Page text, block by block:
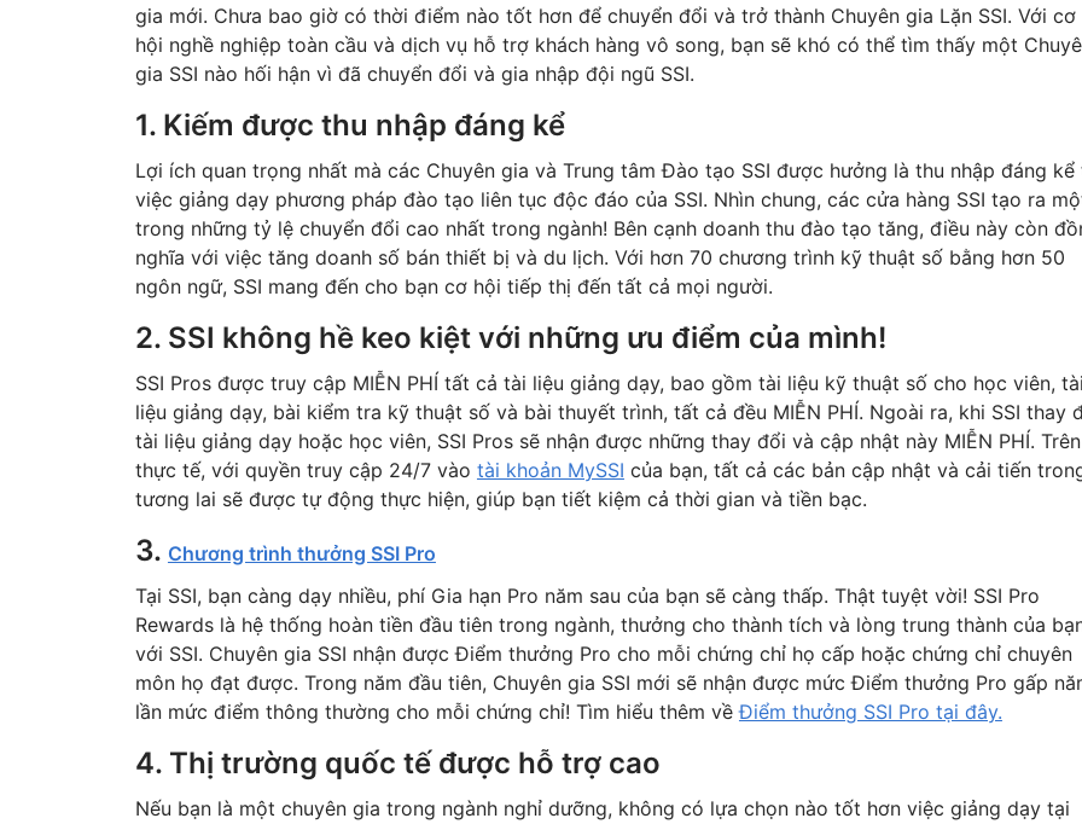
gia mới. Chưa bao giờ có thời điểm nào tốt hơn để chuyển đổi và trở thành Chuyên gia Lặn SSI. Với cơ
hội nghề nghiệp toàn cầu và dịch vụ hỗ trợ khách hàng vô song, bạn sẽ khó có thể tìm thấy một
gia SSI nào hối hận vì đã chuyển đổi và gia nhập đội ngũ SSI.
1. Kiếm được thu nhập đáng kể
Lợi ích quan trọng nhất mà các Chuyên gia và Trung tâm Đào tạo SSI được hưởng là thu nhập đáng kể
việc giảng dạy phương pháp đào tạo liên tục độc đáo của SSI. Nhìn chung, các cửa hàng SSI tạo ra
trong những tỷ lệ chuyển đổi cao nhất trong ngành! Bên cạnh doanh thu đào tạo tăng, điều này còn
nghĩa với việc tăng doanh số bán thiết bị và du lịch. Với hơn 70 chương trình kỹ thuật số bằng hơn 50
ngôn ngữ, SSI mang đến cho bạn cơ hội tiếp thị đến tất cả mọi người.
2. SSI không hề keo kiệt với những ưu điểm của mình!
SSI Pros được truy cập MIỄN PHÍ tất cả tài liệu giảng dạy, bao gồm tài liệu kỹ thuật số cho học viên, tài
liệu giảng dạy, bài kiểm tra kỹ thuật số và bài thuyết trình, tất cả đều MIỄN PHÍ. Ngoài ra, khi SSI thay
tài liệu giảng dạy hoặc học viên, SSI Pros sẽ nhận được những thay đổi và cập nhật này MIỄN PHÍ. Trên
thực tế, với quyền truy cập 24/7 vào tài khoản MySSI của bạn, tất cả các bản cập nhật và cải tiến
tương lai sẽ được tự động thực hiện, giúp bạn tiết kiệm cả thời gian và tiền bạc.
3. Chương trình thưởng SSI Pro
Tại SSI, bạn càng dạy nhiều, phí Gia hạn Pro năm sau của bạn sẽ càng thấp. Thật tuyệt vời! SSI Pro
Rewards là hệ thống hoàn tiền đầu tiên trong ngành, thưởng cho thành tích và lòng trung thành của
với SSI. Chuyên gia SSI nhận được Điểm thưởng Pro cho mỗi chứng chỉ họ cấp hoặc chứng chỉ chuyên
môn họ đạt được. Trong năm đầu tiên, Chuyên gia SSI mới sẽ nhận được mức Điểm thưởng Pro gấp
lần mức điểm thông thường cho mỗi chứng chỉ! Tìm hiểu thêm vềĐiểm thưởng SSI Pro tại đây.
4. Thị trường quốc tế được hỗ trợ cao
Nếu bạn là một chuyên gia trong ngành nghỉ dưỡng, không có lựa chọn nào tốt hơn việc giảng dạy tại